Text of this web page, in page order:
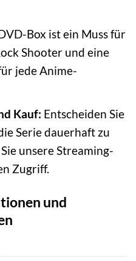
Box ist ein Muss für
Shooter und eine
jede Anime-
Kauf: Entscheiden Sie
Serie dauerhaft zu
unsere Streaming-
Zugriff.
und